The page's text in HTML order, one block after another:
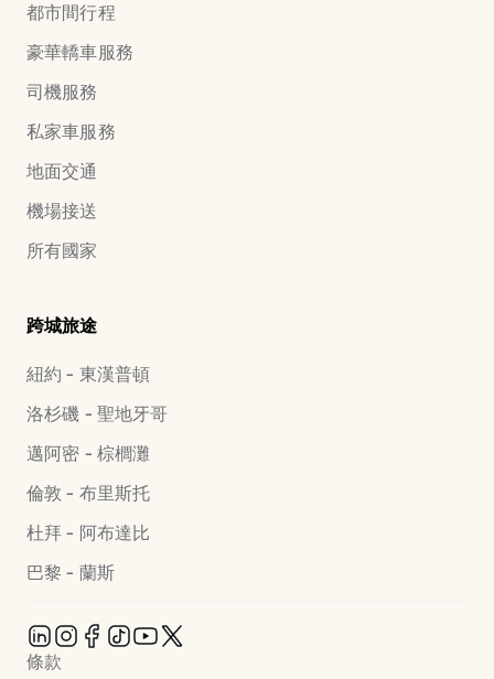
都市間行程
豪華轎車服務
司機服務
私家車服務
地面交通
機場接送
所有國家
跨城旅途
紐約 - 東漢普頓
洛杉磯 - 聖地牙哥
邁阿密 - 棕櫚灘
倫敦 - 布里斯托
杜拜 - 阿布達比
巴黎 - 蘭斯
條款